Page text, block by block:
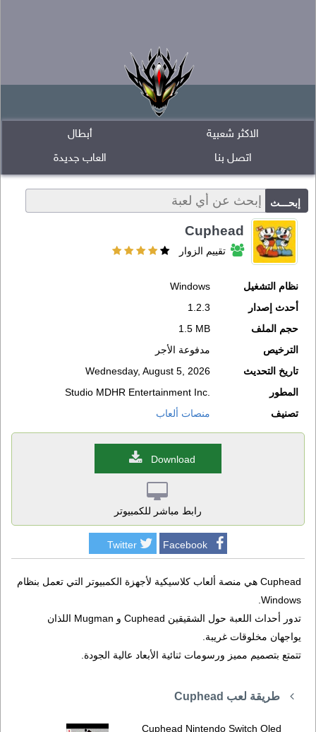
أبطال
الاكثر شعبية
العاب جديدة
اتصل بنا
Cuphead
تقييم الزوار
نظام التشغيل
Windows
أحدث إصدار
1.2.3
حجم الملف
1.5 MB
الترخيص
مدفوعة الأجر
تاريخ التحديث
Wednesday, August 5, 2026
المطور
Studio MDHR Entertainment Inc.
تصنيف
منصات ألعاب
Download
رابط مباشر للكمبيوتر
Facebook
Twitter
Cuphead هي منصة ألعاب كلاسيكية لأجهزة الكمبيوتر التي تعمل بنظام
Windows.
تدور أحداث اللعبة حول الشقيقين Cuphead و Mugman اللذان
يواجهان مخلوقات غريبة.
تتمتع بتصميم مميز ورسومات ثنائية الأبعاد عالية الجودة.
طريقة لعب Cuphead
Cuphead Nintendo Switch Oled